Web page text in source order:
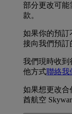
部分更改可能
款。
如果你的預訂
接向我們預訂
我們現時收到
他方式聯絡我
如果想更改合
酋航空